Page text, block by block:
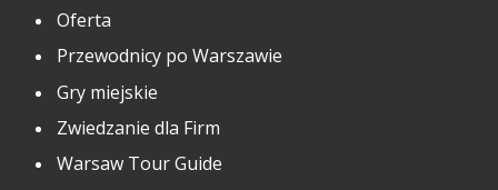
Oferta
Przewodnicy po Warszawie
Gry miejskie
Zwiedzanie dla Firm
Warsaw Tour Guide